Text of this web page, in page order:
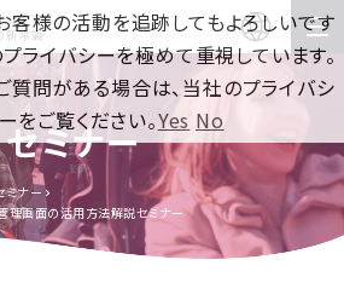
プで！
新常識
セミナー
ミナー
管理画面の活用方法解説セミナー
客様の活動を追跡してもよろしいです
ライバシーを極めて重視しています。
質問がある場合は、当社のプライバシ
をご覧ください。Yes No